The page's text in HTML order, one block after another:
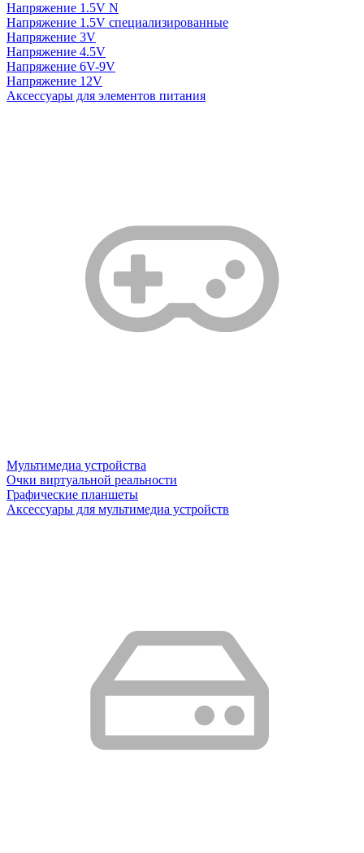
Напряжение 1.5V N
Напряжение 1.5V специализированные
Напряжение 3V
Напряжение 4.5V
Напряжение 6V-9V
Напряжение 12V
Аксессуары для элементов питания
Мультимедиа устройства
Очки виртуальной реальности
Графические планшеты
Аксессуары для мультимедиа устройств